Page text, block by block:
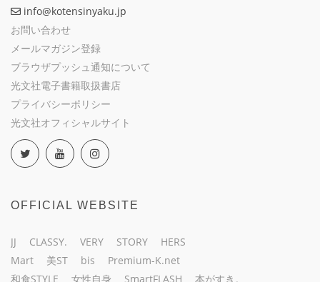
info@kotensinyaku.jp
お問い合わせ
メールマガジン登録
ブラウザプッシュ通知について
光文社電子書籍取扱書店
プライバシーポリシー
光文社オフィシャルサイト
OFFICIAL WEBSITE
JJ CLASSY. VERY STORY
HERS
Mart
美ST bis
Premium-K.net
和食STYLE
女性自身 SmartFLASH 本がすき。